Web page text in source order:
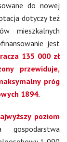
do nowej
dotyczy też
mieszkalnych
jest
135 000 zł
przewiduje,
próg
1894.
poziom